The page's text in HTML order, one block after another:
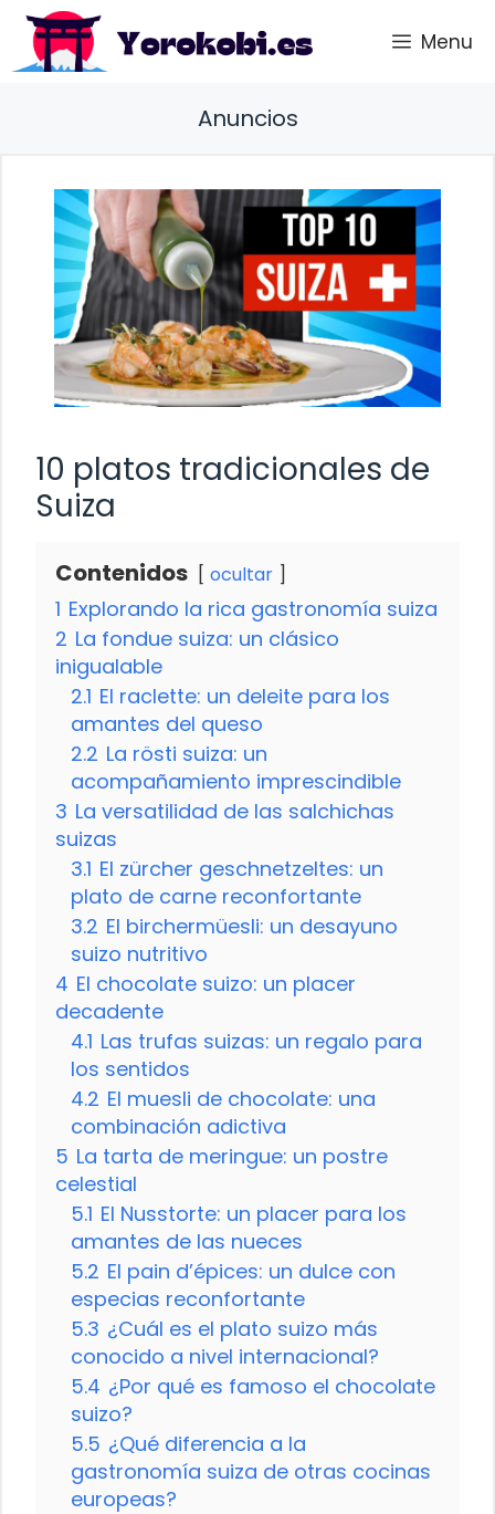
Saltar
contenido
Menu
Anuncios
10 platos tradicionales de
Suiza
Contenidos ocultar
1 Explorando la rica gastronomía suiza
2 La fondue suiza: un clásico
inigualable
2.1 El raclette: un deleite para los
amantes del queso
2.2 La rösti suiza: un
acompañamiento imprescindible
3 La versatilidad de las salchichas
suizas
3.1 El zürcher geschnetzeltes: un
plato de carne reconfortante
3.2 El birchermüesli: un desayuno
suizo nutritivo
4 El chocolate suizo: un placer
decadente
4.1 Las trufas suizas: un regalo para
los sentidos
4.2 El muesli de chocolate: una
combinación adictiva
5 La tarta de meringue: un postre
celestial
5.1 El Nusstorte: un placer para los
amantes de las nueces
5.2 El pain d’épices: un dulce con
especias reconfortante
5.3 ¿Cuál es el plato suizo más
conocido a nivel internacional?
5.4 ¿Por qué es famoso el chocolate
suizo?
5.5 ¿Qué diferencia a la
gastronomía suiza de otras cocinas
europeas?